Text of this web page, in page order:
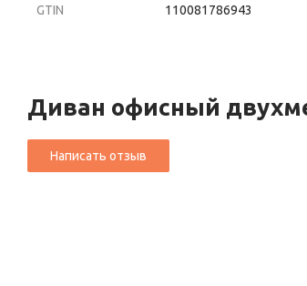
GTIN 110081786943
Диван офисный